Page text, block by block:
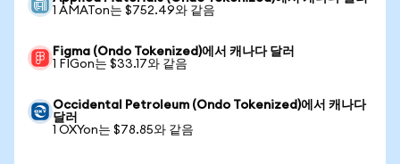
1 AMATon는 $752.49와 같음
Figma (Ondo Tokenized)에서 캐나다 달러
1 FIGon는 $33.17와 같음
Occidental Petroleum (Ondo Tokenized)에서 캐나다
달러
1 OXYon는 $78.85와 같음